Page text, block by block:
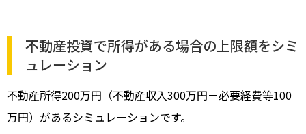
不動産投資で所得がある場合の上限額をシミ
ュレーション
不動産所得200万円（不動産収入300万円－必要経費等100
万円）があるシミュレーションです。